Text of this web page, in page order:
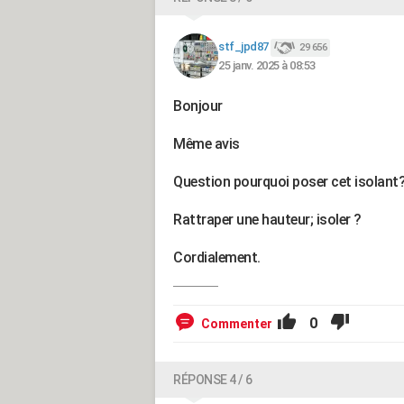
stf_jpd87 29 656
25 janv. 2025 à 08:53
Bonjour
Même avis
Question pourquoi poser cet
Rattraper une hauteur; isoler ?
Cordialement.
Commenter 0
RÉPONSE 4 / 6